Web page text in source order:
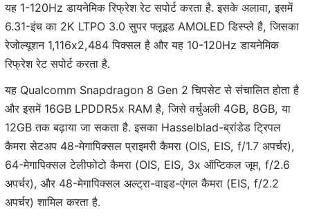
यह 1-120Hz डायनेमिक रिफ्रेश रेट सपोर्ट करता है. इसके अलावा, इसमें
6.31-इंच का 2K LTPO 3.0 सुपर फ्लूइड AMOLED डिस्प्ले है, जिसका
रेजोल्यूशन 1,116x2,484 पिक्सल है और यह 10-120Hz डायनेमिक
रिफ्रेश रेट सपोर्ट करता है.
यह Qualcomm Snapdragon 8 Gen 2 चिपसेट से संचालित होता है
और इसमें 16GB LPDDR5x RAM है, जिसे वर्चुअली 4GB, 8GB, या
12GB तक बढ़ाया जा सकता है. इसका Hasselblad-ब्रांडेड ट्रिपल
कैमरा सेटअप 48-मेगापिक्सल प्राइमरी कैमरा (OIS, EIS, f/1.7 अपर्चर),
64-मेगापिक्सल टेलीफोटो कैमरा (OIS, EIS, 3x ऑप्टिकल जूम, f/2.6
अपर्चर), और 48-मेगापिक्सल अल्ट्रा-वाइड-एंगल कैमरा (EIS, f/2.2
अपर्चर) शामिल करता है.